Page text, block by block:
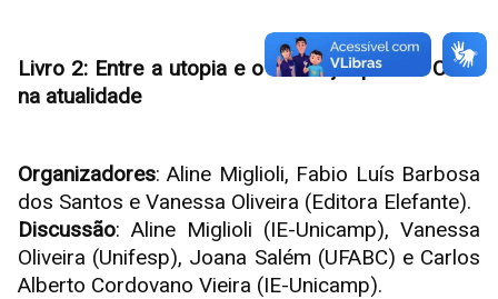
Livro 2: Entre a utopia e o cansaço: pensar Cuba
na atualidade
Organizadores: Aline Miglioli, Fabio Luís Barbosa
dos Santos e Vanessa Oliveira (Editora Elefante).
Discussão: Aline Miglioli (IE-Unicamp), Vanessa
Oliveira (Unifesp), Joana Salém (UFABC) e Carlos
Alberto Cordovano Vieira (IE-Unicamp).